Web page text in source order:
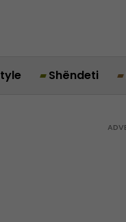
Shëndeti